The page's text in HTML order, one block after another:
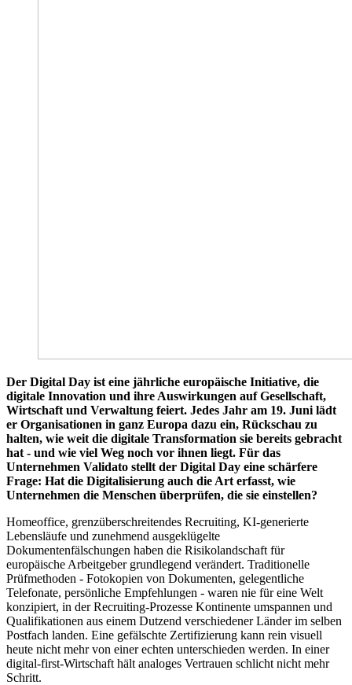
Der Digital Day ist eine jährliche europäische Initiative, die
digitale Innovation und ihre Auswirkungen auf Gesellschaft,
Wirtschaft und Verwaltung feiert. Jedes Jahr am 19. Juni lädt
er Organisationen in ganz Europa dazu ein, Rückschau zu
halten, wie weit die digitale Transformation sie bereits gebracht
hat - und wie viel Weg noch vor ihnen liegt. Für das
Unternehmen Validato stellt der Digital Day eine schärfere
Frage: Hat die Digitalisierung auch die Art erfasst, wie
Unternehmen die Menschen überprüfen, die sie einstellen?
Homeoffice, grenzüberschreitendes Recruiting, KI-generierte
Lebensläufe und zunehmend ausgeklügelte
Dokumentenfälschungen haben die Risikolandschaft für
europäische Arbeitgeber grundlegend verändert. Traditionelle
Prüfmethoden - Fotokopien von Dokumenten, gelegentliche
Telefonate, persönliche Empfehlungen - waren nie für eine Welt
konzipiert, in der Recruiting-Prozesse Kontinente umspannen und
Qualifikationen aus einem Dutzend verschiedener Länder im selben
Postfach landen. Eine gefälschte Zertifizierung kann rein visuell
heute nicht mehr von einer echten unterschieden werden. In einer
digital-first-Wirtschaft hält analoges Vertrauen schlicht nicht mehr
Schritt.